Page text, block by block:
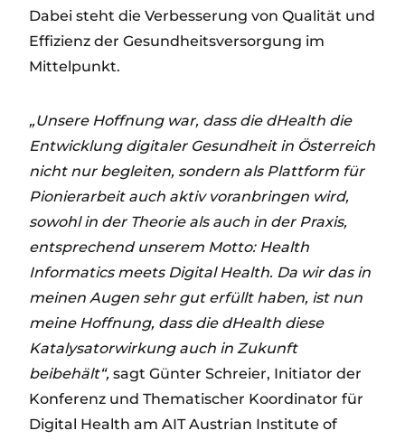
Dabei steht die Verbesserung von Qualität und
Effizienz der Gesundheitsversorgung im
Mittelpunkt.
„Unsere Hoffnung war, dass die dHealth die
Entwicklung digitaler Gesundheit in Österreich
nicht nur begleiten, sondern als Plattform für
Pionierarbeit auch aktiv voranbringen wird,
sowohl in der Theorie als auch in der Praxis,
entsprechend unserem Motto: Health
Informatics meets Digital Health. Da wir das in
meinen Augen sehr gut erfüllt haben, ist nun
meine Hoffnung, dass die dHealth diese
Katalysatorwirkung auch in Zukunft
beibehält“, sagt Günter Schreier, Initiator der
Konferenz und Thematischer Koordinator für
Digital Health am AIT Austrian Institute of